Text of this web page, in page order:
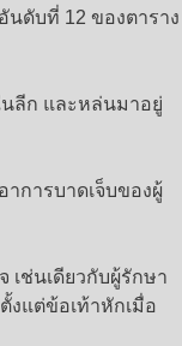
นดับที่ 12 ของตาราง
ลีก และหล่นมาอยู่
การบาดเจ็บของผู้
เช่นเดียวกับผู้รักษา
งแต่ข้อเท้าหักเมื่อ